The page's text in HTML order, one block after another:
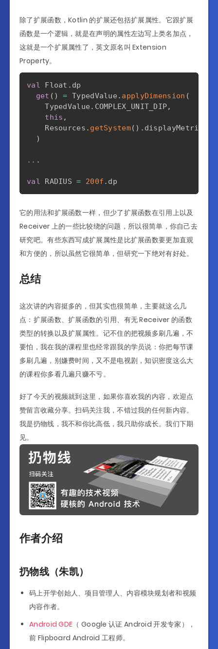
除了扩展函数，Kotlin 的扩展还包括扩展属性。它跟扩展
函数是一个逻辑，就是在声明的属性左边写上类名加点，
这就是一个扩展属性了，英文原名叫 Extension
Property。
val Float . dp
get ( ) = TypedValue . applyDimension (
    TypedValue
. COMPLEX_UNIT_DIP,
this ,
    Resources
. getSystem( ) . displayMetrics
)
.. .
val RADIUS = 200f .
它的用法和扩展函数一样，但少了扩展函数在引用上以及
Receiver 上的一些比较绕的问题，所以很简单，你自己去
研究吧。有些东西写成扩展属性是比扩展函数要更加直观
和方便的，所以虽然它很简单，但研究一下绝对有好处。
总结
这次讲的内容挺多的，但其实也很简单，主要就这么几
点：扩展函数、扩展函数的引用、有无 Receiver 的函数
类型的转换以及扩展属性。记不住的把视频多刷几遍，不
要怕，我在我的课程里也经常跟我的学员说：你把每节课
多刷几遍，别嫌费时间，又不是电视剧，知识密度这么大
的课程你多看几遍只赚不亏。
好了今天的视频就到这里，如果你喜欢我的内容，欢迎点
赞留言收藏分享。扫码关注我，不错过我的任何新内容。
我是扔物线，我不和你比高低，我只助你成长。我们下期
见。
作者介绍
扔物线（朱凯）
码上开学创始人、项目管理人、内容模块规划者和视频
内容作者。
Android GDE （ Google 认证 Android 开发专家），
前 Flipboard Android 工程师。